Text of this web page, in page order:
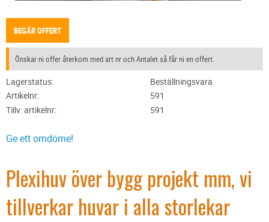
BEGÄR OFFERT
Önskar ni offer återkom med art nr och Antalet så får ni en offert.
Lagerstatus
Beställningsvara
Artikelnr
591
Tillv. artikelnr
591
Ge ett omdöme!
Plexihuv över bygg projekt mm, vi
tillverkar huvar i alla storlekar